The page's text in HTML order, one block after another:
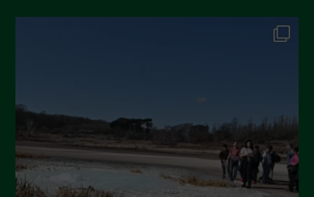
Gennaio 2025
Settembre 2024
Luglio 2024
Maggio 2024
Aprile 2024